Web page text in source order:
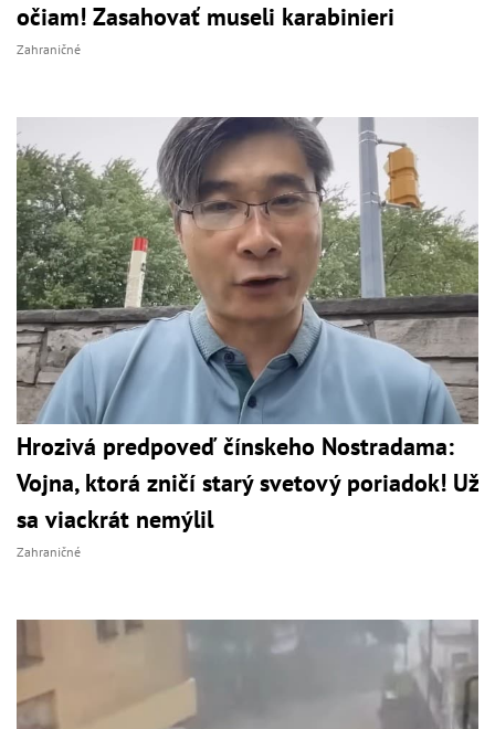
očiam! Zasahovať museli karabinieri
Zahraničné
Hrozivá predpoveď čínskeho Nostradama:
Vojna, ktorá zničí starý svetový poriadok! Už
sa viackrát nemýlil
Zahraničné